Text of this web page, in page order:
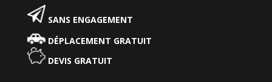
SANS ENGAGEMENT
DÉPLACEMENT GRATUIT
DEVIS GRATUIT